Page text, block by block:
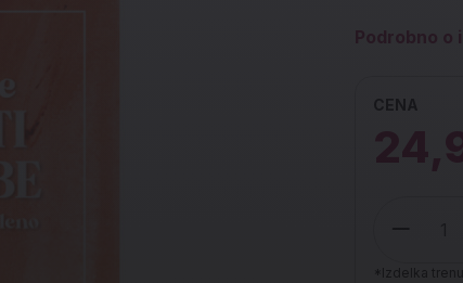
Podrobno o
CENA
*Izdelka